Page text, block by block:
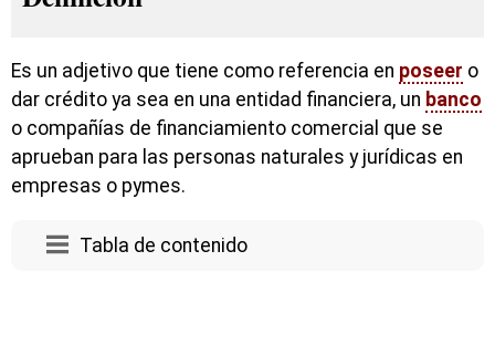
Es un adjetivo que tiene como referencia en poseer o
dar crédito ya sea en una entidad financiera, un banco
o compañías de financiamiento comercial que se
aprueban para las personas naturales y jurídicas en
empresas o pymes.
Tabla de contenido